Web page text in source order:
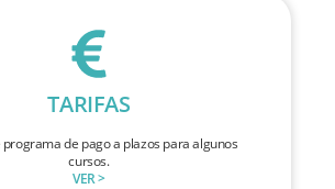
TARIFAS
de pago a plazos para algunos
cursos.
VER >